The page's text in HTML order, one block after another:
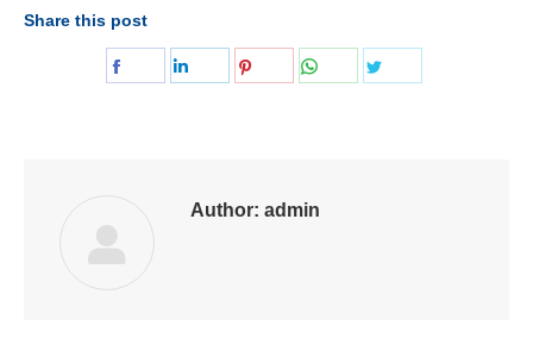
Share this post
Share
Share
Share
Share
Author: admin